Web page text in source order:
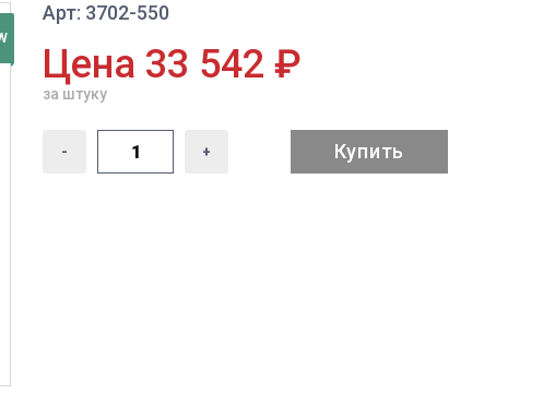
Арт: 3702-550
Цена 33 542 ₽
за штуку
- + Купить